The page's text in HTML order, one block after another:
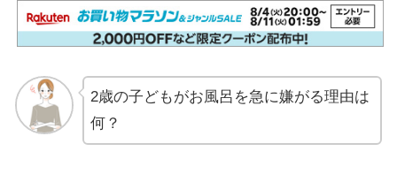
2歳の子どもがお風呂を急に嫌がる理由は
何？